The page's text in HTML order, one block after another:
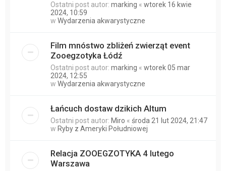
Ostatni post autor: marking « wtorek 16 kwie
2024, 10:59
w Wydarzenia akwarystyczne
Film mnóstwo zbliżeń zwierząt event
Zooegzotyka Łódź
Ostatni post autor: marking « wtorek 05 mar
2024, 12:55
w Wydarzenia akwarystyczne
Łańcuch dostaw dzikich Altum
Ostatni post autor: Miro « środa 21 lut 2024, 21:47
w Ryby z Ameryki Południowej
Relacja ZOOEGZOTYKA 4 lutego
Warszawa